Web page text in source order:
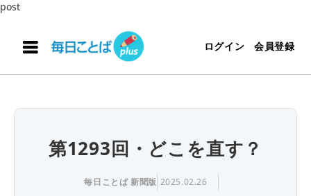
post
ログイン 会員登録
第1293回・どこを直す？
毎日ことば 新聞版 2025.02.26